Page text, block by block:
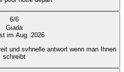
6/6
Giada
im Aug. 2026
und svhnelle antwort wenn man Ihnen
schreibt